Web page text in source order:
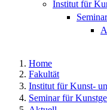
Institut für
Home
Fakultät
Institut für Kunst-
Seminar für